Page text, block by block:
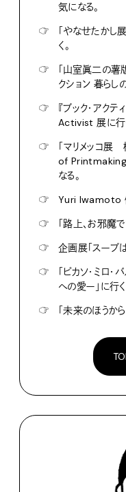
気になる。
☞
「やなせたかし
く。
☞
「山室眞二の薯
クション 暮らし
☞
『ブック・アク
Activist 展に行
☞
「マリメッコ
of
なる。
☞
Yuri Iwamoto
☞
「路上、お邪魔
☞
企画展「スープ
☞
「ピカソ・ミロ
への愛ー」に行く
☞
「未来のほうから